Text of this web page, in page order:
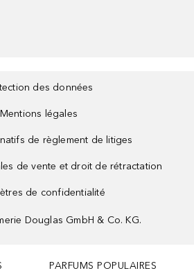
des données
Mentions légales
de règlement de litiges
de vente et droit de rétractation
de confidentialité
Douglas GmbH & Co. KG.
PARFUMS POPULAIRES